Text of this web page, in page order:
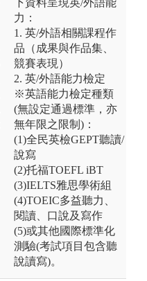
力：
1. 英/外語相關課程作
品（成果與作品集、
競賽表現）
2. 英/外語能力檢定
※英語能力檢定種類
(無設定通過標準，亦
無年限之限制)：
(1)全民英檢GEPT聽讀/
說寫
(2)托福TOEFL iBT
(3)IELTS雅思學術組
(4)TOEIC多益聽力、
閱讀、口說及寫作
(5)或其他國際標準化
測驗(考試項目包含聽
說讀寫)。